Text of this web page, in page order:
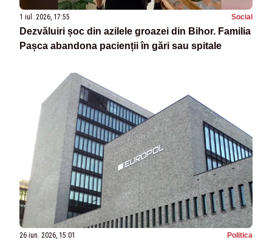
1 iul. 2026, 17:55 Social
Dezvăluiri șoc din azilele groazei din Bihor. Familia
Pașca abandona pacienții în gări sau spitale
26 iun. 2026, 15:01 Politica